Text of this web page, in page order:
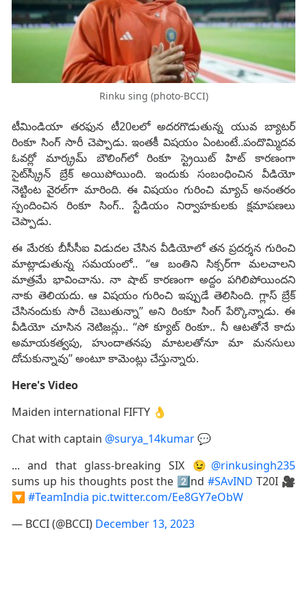
Rinku sing (photo-BCCI)
టీమిండియా తరఫున టీ20లలో అదరగొడుతున్న యువ బ్యాటర్‌
రింకూ సింగ్‌ సారీ చెప్పాడు. ఇంతకీ విషయం ఏంటంటే..పందొమ్మిదవ
ఓవర్లో మార్క్రమ్‌ బౌలింగ్‌లో రింకూ స్ట్రెయిట్‌ హిట్‌ కారణంగా
సైట్‌స్క్రీన్‌ బ్రేక్‌ అయిపోయింది. ఇందుకు సంబంధించిన వీడియో
నెట్టింట వైరల్‌గా మారింది. ఈ విషయం గురించి మ్యాచ్‌ అనంతరం
స్పందించిన రింకూ సింగ్‌.. స్టేడియం నిర్వాహకులకు క్షమాపణలు
చెప్పాడు.
ఈ మేరకు బీసీసీఐ విడుదల చేసిన వీడియోలో తన ప్రదర్శన గురించి
మాట్లాడుతున్న సమయంలో.. ‘‘ఆ బంతిని సిక్సర్‌గా మలచాలని
మాత్రమే భావించాను. నా షాట్‌ కారణంగా అద్దం పగిలిపోయిందని
నాకు తెలియదు. ఆ విషయం గురించి ఇప్పుడే తెలిసింది. గ్లాస్‌ బ్రేక్‌
చేసినందుకు సారీ చెబుతున్నా’’ అని రింకూ సింగ్‌ పేర్కొన్నాడు. ఈ
వీడియో చూసిన నెటిజన్లు.. ‘‘సో క్యూట్‌ రింకూ.. నీ ఆటతోనే కాదు
అమాయకత్వపు, హుందాతనపు మాటలతోనూ మా మనసులు
దోచుకున్నావు’’ అంటూ కామెంట్లు చేస్తున్నారు.
Here's Video
Maiden international FIFTY 👌
Chat with captain @surya_14kumar💬
... and that glass-breaking SIX 😉 @rinkusingh235
sums up his thoughts post the 2⃣nd#SAvIND T20I 🎥
🔽 #TeamIndia pic.twitter.com/Ee8GY7eObW
— BCCI (@BCCI) December 13, 2023